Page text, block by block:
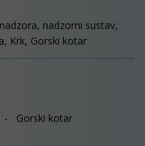
nadzorni sustav,
Krk, Gorski kotar
- Gorski kotar